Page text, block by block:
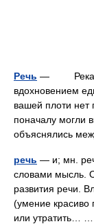
Речь — Река и
вашей плоти
поначалу могли
объяснялись
речь — и; мн.
словами мысль.
развития речи.
(умение красиво
или утратить…